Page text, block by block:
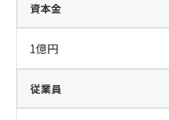
資本金
1億円
従業員